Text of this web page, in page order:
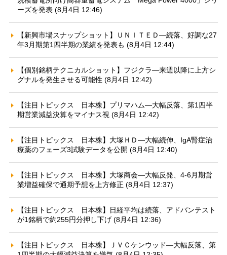
ーズを発表 (8月4日 12:46)
【新興市場スナップショット】ＵＮＩＴＥＤ—続落、好調な27
年3月期第1四半期の業績を発表も (8月4日 12:44)
【個別銘柄テクニカルショット】フジクラ—来週以降に上方シ
グナルを発生させる可能性 (8月4日 12:42)
【注目トピックス 日本株】プリマハム—大幅反落、第1四半
期営業減益決算をマイナス視 (8月4日 12:42)
【注目トピックス 日本株】大塚ＨＤ—大幅続伸、IgA腎症治
療薬のフェーズ3試験データを公開 (8月4日 12:40)
【注目トピックス 日本株】大塚商会—大幅反発、4-6月期営
業増益確保で通期予想を上方修正 (8月4日 12:37)
【注目トピックス 日本株】日経平均は続落、アドバンテスト
が1銘柄で約255円分押し下げ (8月4日 12:36)
【注目トピックス 日本株】ＪＶＣケンウッド—大幅反落、第